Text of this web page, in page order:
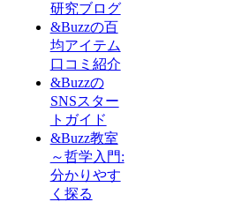
研究ブログ
&Buzzの百
均アイテム
口コミ紹介
&Buzzの
SNSスター
トガイド
&Buzz教室
～哲学入門:
分かりやす
く探る